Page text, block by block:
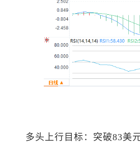
多头上行目标：突破83美